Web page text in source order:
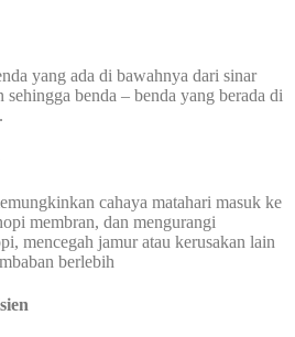
yang ada di bawahnya dari sinar
benda – benda yang berada di
cahaya matahari masuk ke
membran, dan mengurangi
mencegah jamur atau kerusakan lain
berlebih